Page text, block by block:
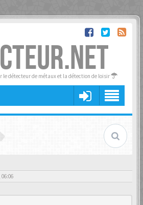
le détecteur de métaux et la détection de loisir